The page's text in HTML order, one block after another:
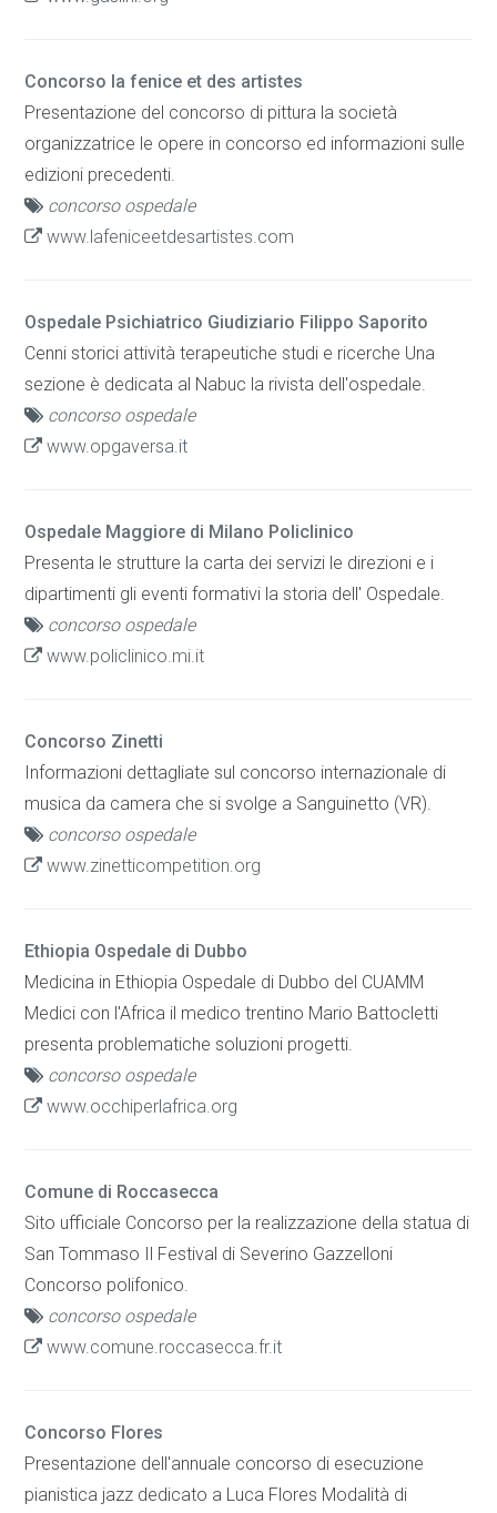
Concorso la fenice et des artistes
Presentazione del concorso di pittura la società
organizzatrice le opere in concorso ed informazioni sulle
edizioni precedenti.
concorso ospedale
www.lafeniceetdesartistes.com
Ospedale Psichiatrico Giudiziario Filippo Saporito
Cenni storici attività terapeutiche studi e ricerche Una
sezione è dedicata al Nabuc la rivista dell'ospedale.
concorso ospedale
www.opgaversa.it
Ospedale Maggiore di Milano Policlinico
Presenta le strutture la carta dei servizi le direzioni e i
dipartimenti gli eventi formativi la storia dell' Ospedale.
concorso ospedale
www.policlinico.mi.it
Concorso Zinetti
Informazioni dettagliate sul concorso internazionale di
musica da camera che si svolge a Sanguinetto (VR).
concorso ospedale
www.zinetticompetition.org
Ethiopia Ospedale di Dubbo
Medicina in Ethiopia Ospedale di Dubbo del CUAMM
Medici con l'Africa il medico trentino Mario Battocletti
presenta problematiche soluzioni progetti.
concorso ospedale
www.occhiperlafrica.org
Comune di Roccasecca
Sito ufficiale Concorso per la realizzazione della statua di
San Tommaso Il Festival di Severino Gazzelloni
Concorso polifonico.
concorso ospedale
www.comune.roccasecca.fr.it
Concorso Flores
Presentazione dell'annuale concorso di esecuzione
pianistica jazz dedicato a Luca Flores Modalità di